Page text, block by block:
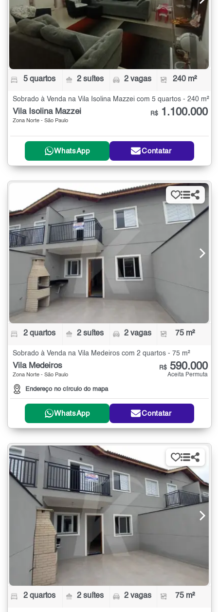
5 quartos 2 suítes 2 vagas 240 m²
Sobrado à Venda na Vila Isolina Mazzei com 5 quartos - 240 m²
Vila Isolina Mazzei
Zona Norte - São Paulo
R$ 1.100.000
WhatsApp Contatar
2 quartos 2 suítes 2 vagas 75 m²
Sobrado à Venda na Vila Medeiros com 2 quartos - 75 m²
Vila Medeiros
Zona Norte - São Paulo
Endereço no círculo do mapa
R$ 590.000
Aceita Permuta
WhatsApp Contatar
2 quartos 2 suítes 2 vagas 75 m²